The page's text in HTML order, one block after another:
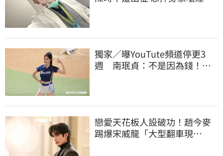
獨家／曝YouTute頻道停更3
週 南珉貞：不是因為錢！粉
戀愛天花板人設破功！趙今麥
踢爆宋威龍「大型翻車現